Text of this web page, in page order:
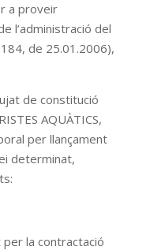
a proveir
l’administració del
de 25.01.2006),
de constitució
AQUÀTICS,
per llançament
determinat,
la contractació